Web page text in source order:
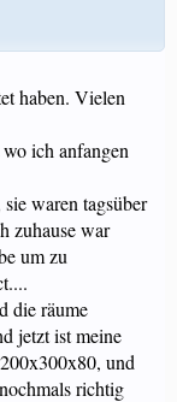
haben. Vielen
ich anfangen
waren tagsüber
zuhause war
um zu
die räume
jetzt ist meine
und
richtig